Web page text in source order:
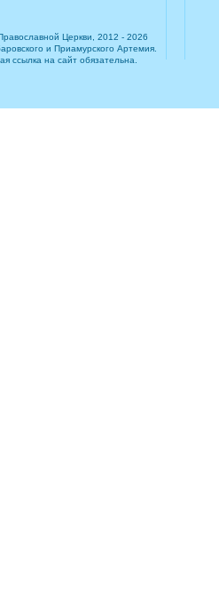
Церкви, 2012 - 2026
и Приамурского Артемия.
ссылка на сайт обязательна.